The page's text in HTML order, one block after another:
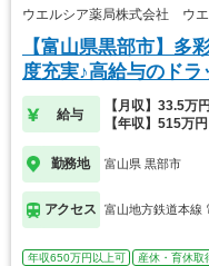
ウエルシア薬局株式会社 ウ
【富山県黒部市】多
度充実♪高給与のド
給与
【月収】33.5万円
【年収】515万
勤務地 富山県 黒部市
アクセス 富山地方鉄道本線
年収650万円以上可 産休・育休取